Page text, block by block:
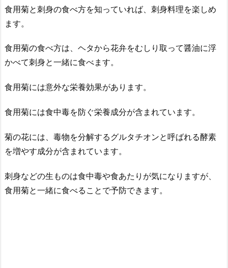
食用菊と刺身の食べ方を知っていれば、刺身料理を楽しめ
ます。
食用菊の食べ方は、ヘタから花弁をむしり取って醤油に浮
かべて刺身と一緒に食べます。
食用菊には意外な栄養効果があります。
食用菊には食中毒を防ぐ栄養成分が含まれています。
菊の花には、毒物を分解するグルタチオンと呼ばれる酵素
を増やす成分が含まれています。
刺身などの生ものは食中毒や食あたりが気になりますが、
食用菊と一緒に食べることで予防できます。